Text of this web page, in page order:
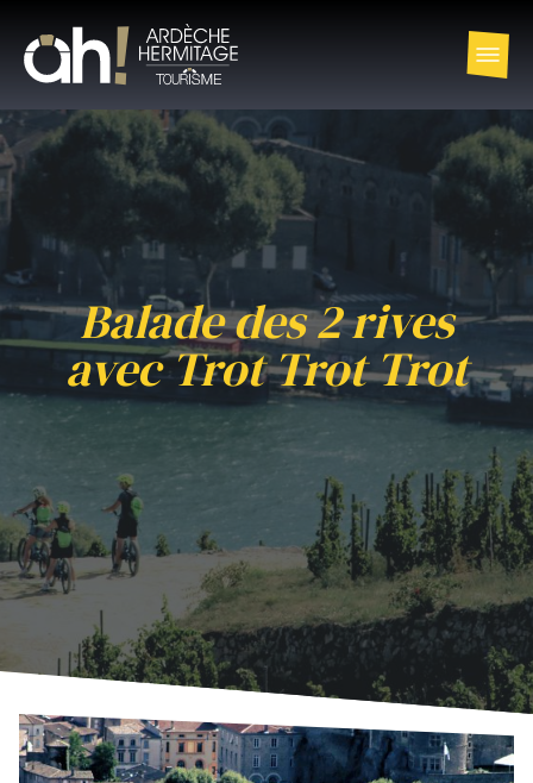
Balade des 2 rives
avec Trot Trot Trot